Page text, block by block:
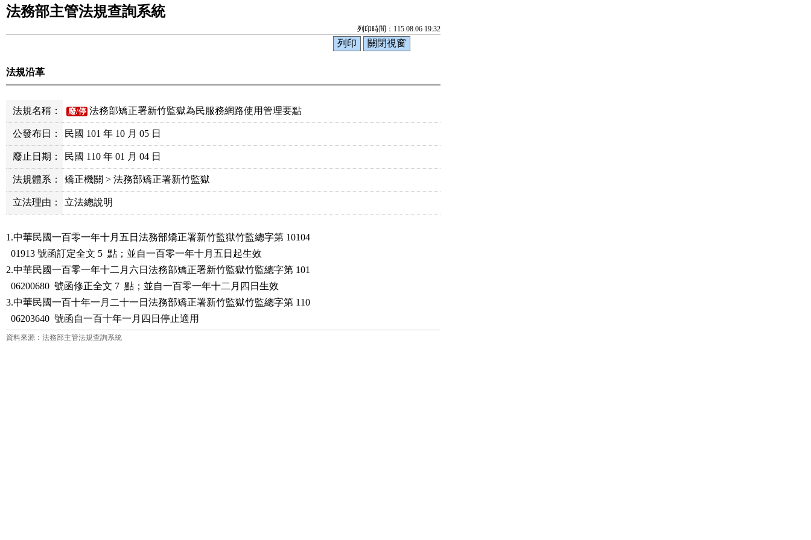
法務部主管法規查詢系統
列印時間：115.08.06 19:32
法規沿革
法規名稱： 廢/停 法務部矯正署新竹監獄為民服務網路使用管理要點
公發布日： 民國 101 年 10 月 05 日
廢止日期： 民國 110 年 01 月 04 日
法規體系： 矯正機關 > 法務部矯正署新竹監獄
立法理由： 立法總說明
1.中華民國一百零一年十月五日法務部矯正署新竹監獄竹監總字第 10104
  01913 號函訂定全文 5  點；並自一百零一年十月五日起生效
2.中華民國一百零一年十二月六日法務部矯正署新竹監獄竹監總字第 101
  06200680  號函修正全文 7  點；並自一百零一年十二月四日生效
3.中華民國一百十年一月二十一日法務部矯正署新竹監獄竹監總字第 110
  06203640  號函自一百十年一月四日停止適用
資料來源：法務部主管法規查詢系統